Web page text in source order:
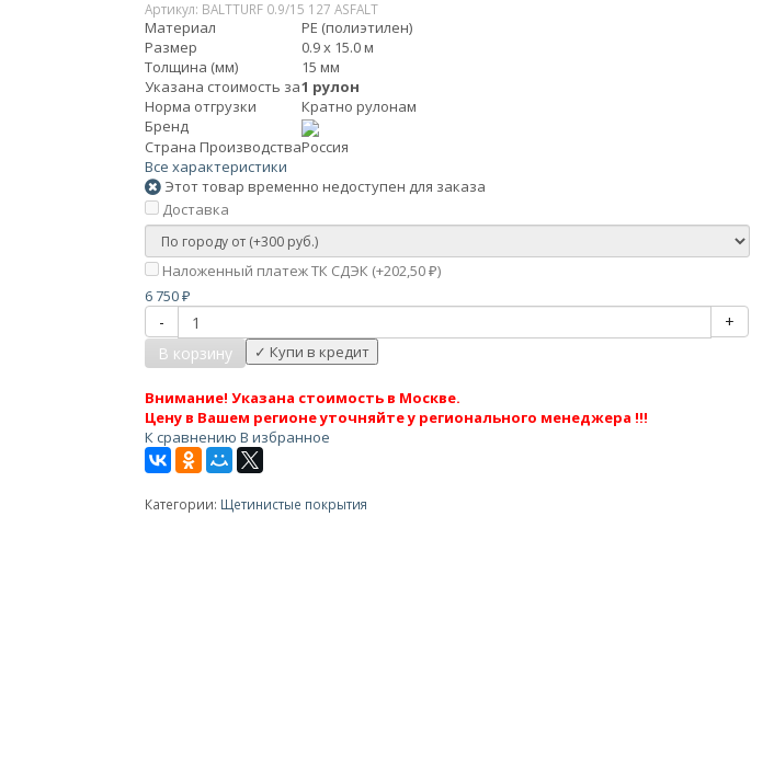
Артикул: BALTTURF 0.9/15 127 ASFALT
Материал
PE (полиэтилен)
Размер
0.9 х 15.0 м
Толщина (мм)
15 мм
Указана стоимость за1 рулон
Норма отгрузки
Кратно рулонам
Бренд
Страна ПроизводстваРоссия
Все характеристики
Этот товар временно недоступен для заказа
Доставка
Наложенный платеж ТК СДЭК (+202,50₽)
6 750₽
-
+
В корзину
Внимание! Указана стоимость в Москве.
Цену в Вашем регионе уточняйте у регионального менеджера !!!
К сравнению В избранное
Категории: Щетинистые покрытия